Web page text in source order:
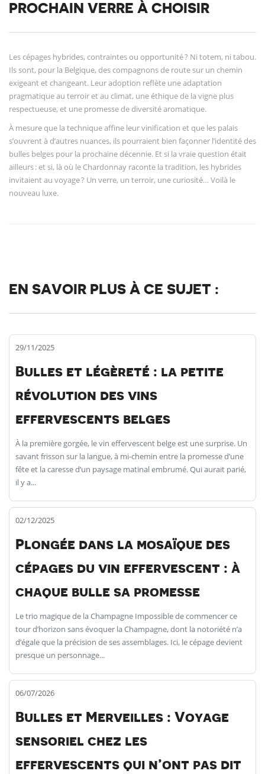
PROCHAIN VERRE À CHOISIR
Les cépages hybrides, contraintes ou opportunité ? Ni totem, ni tabou.
Ils sont, pour la Belgique, des compagnons de route sur un chemin
exigeant et changeant. Leur adoption reflète une adaptation
pragmatique au terroir et au climat, une éthique de la vigne plus
respectueuse, et une promesse de diversité aromatique.
À mesure que la technique affine leur vinification et que les palais
s’ouvrent à d’autres nuances, ils pourraient bien façonner l’identité des
bulles belges pour la prochaine décennie. Et si la vraie question était
ailleurs : et si, là où le Chardonnay raconte la tradition, les hybrides
invitaient au voyage ? Un verre, un terroir, une curiosité… Voilà le
nouveau luxe.
EN SAVOIR PLUS À CE SUJET :
29/11/2025
Bulles et légèreté : la petite
révolution des vins
effervescents belges
À la première gorgée, le vin effervescent belge est une surprise. Un
savant frisson sur la langue, à mi-chemin entre la promesse d’une
fête et la caresse d’un paysage matinal embrumé. Qui aurait parié,
il y a...
02/12/2025
Plongée dans la mosaïque des
cépages du vin effervescent : à
chaque bulle sa promesse
Le trio magique de la Champagne Impossible de commencer ce
tour d’horizon sans évoquer la Champagne, dont la notoriété n’a
d’égale que la précision de ses assemblages. Ici, le cépage devient
presque un personnage...
06/07/2026
Bulles et Merveilles : Voyage
sensoriel chez les
effervescents qui n’ont pas dit